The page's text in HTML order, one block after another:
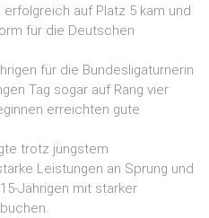
auf Platz 5 kam und
für die Deutschen
für die Bundesligaturnerin
Tag sogar auf Rang vier
erreichten gute
trotz jüngstem
Leistungen an Sprung und
Jährigen mit starker